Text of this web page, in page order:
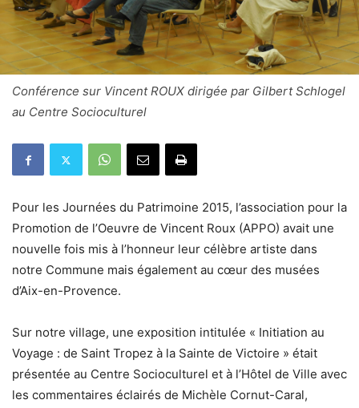
Conférence sur Vincent ROUX dirigée par Gilbert Schlogel
au Centre Socioculturel
Pour les Journées du Patrimoine 2015, l’association pour la
Promotion de l’Oeuvre de Vincent Roux (APPO) avait une
nouvelle fois mis à l’honneur leur célèbre artiste dans
notre Commune mais également au cœur des musées
d’Aix-en-Provence.
Sur notre village, une exposition intitulée « Initiation au
Voyage : de Saint Tropez à la Sainte de Victoire » était
présentée au Centre Socioculturel et à l’Hôtel de Ville avec
les commentaires éclairés de Michèle Cornut-Caral,